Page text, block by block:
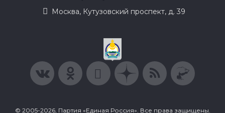
Москва, Кутузовский проспект, д. 39
© 2005-2026, Партия «Единая Россия». Все права защищены.